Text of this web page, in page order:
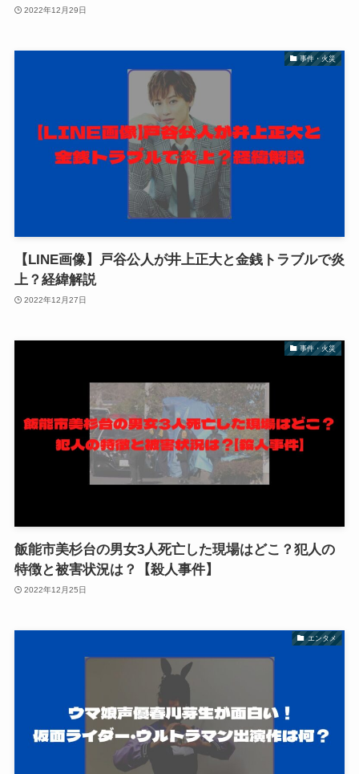
2022年12月29日
事件・火災
【LINE画像】戸谷公人が井上正大と金銭トラブルで炎
上？経緯解説
2022年12月27日
事件・火災
飯能市美杉台の男女3人死亡した現場はどこ？犯人の
特徴と被害状況は？【殺人事件】
2022年12月25日
エンタメ